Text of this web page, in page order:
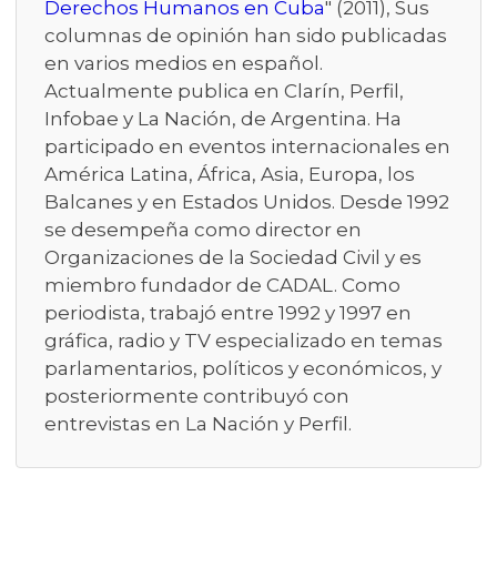
Derechos Humanos en Cuba" (2011), Sus
columnas de opinión han sido publicadas
en varios medios en español.
Actualmente publica en Clarín, Perfil,
Infobae y La Nación, de Argentina. Ha
participado en eventos internacionales en
América Latina, África, Asia, Europa, los
Balcanes y en Estados Unidos. Desde 1992
se desempeña como director en
Organizaciones de la Sociedad Civil y es
miembro fundador de CADAL. Como
periodista, trabajó entre 1992 y 1997 en
gráfica, radio y TV especializado en temas
parlamentarios, políticos y económicos, y
posteriormente contribuyó con
entrevistas en La Nación y Perfil.